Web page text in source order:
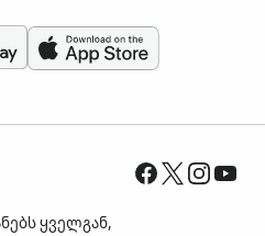
ყველგან,